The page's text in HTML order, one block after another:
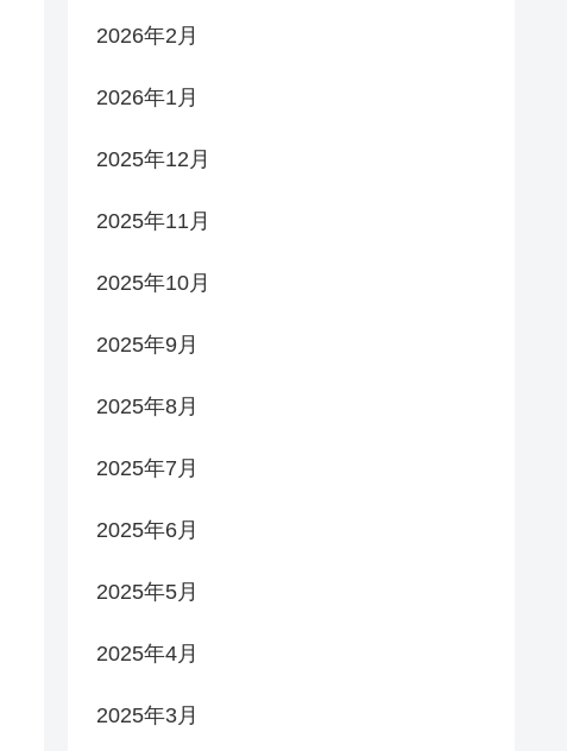
2026年2月
2026年1月
2025年12月
2025年11月
2025年10月
2025年9月
2025年8月
2025年7月
2025年6月
2025年5月
2025年4月
2025年3月